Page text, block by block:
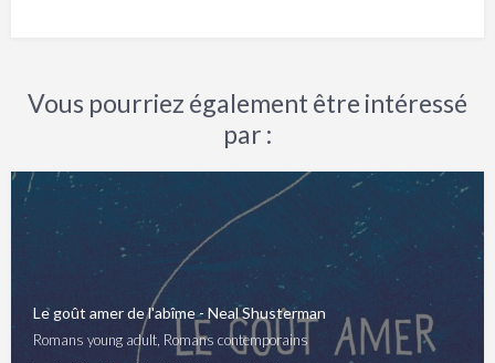
Vous pourriez également être intéressé
par :
Le goût amer de l'abîme - Neal Shusterman
Romans young adult, Romans contemporains